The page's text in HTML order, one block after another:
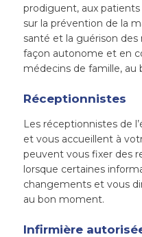
prodiguent, aux patients
sur la prévention de la
santé et la guérison des
façon autonome et en
médecins de famille, au
Réceptionnistes
Les réceptionnistes de
et vous accueillent à
peuvent vous fixer des
lorsque certaines
changements et vous
au bon moment.
Infirmière